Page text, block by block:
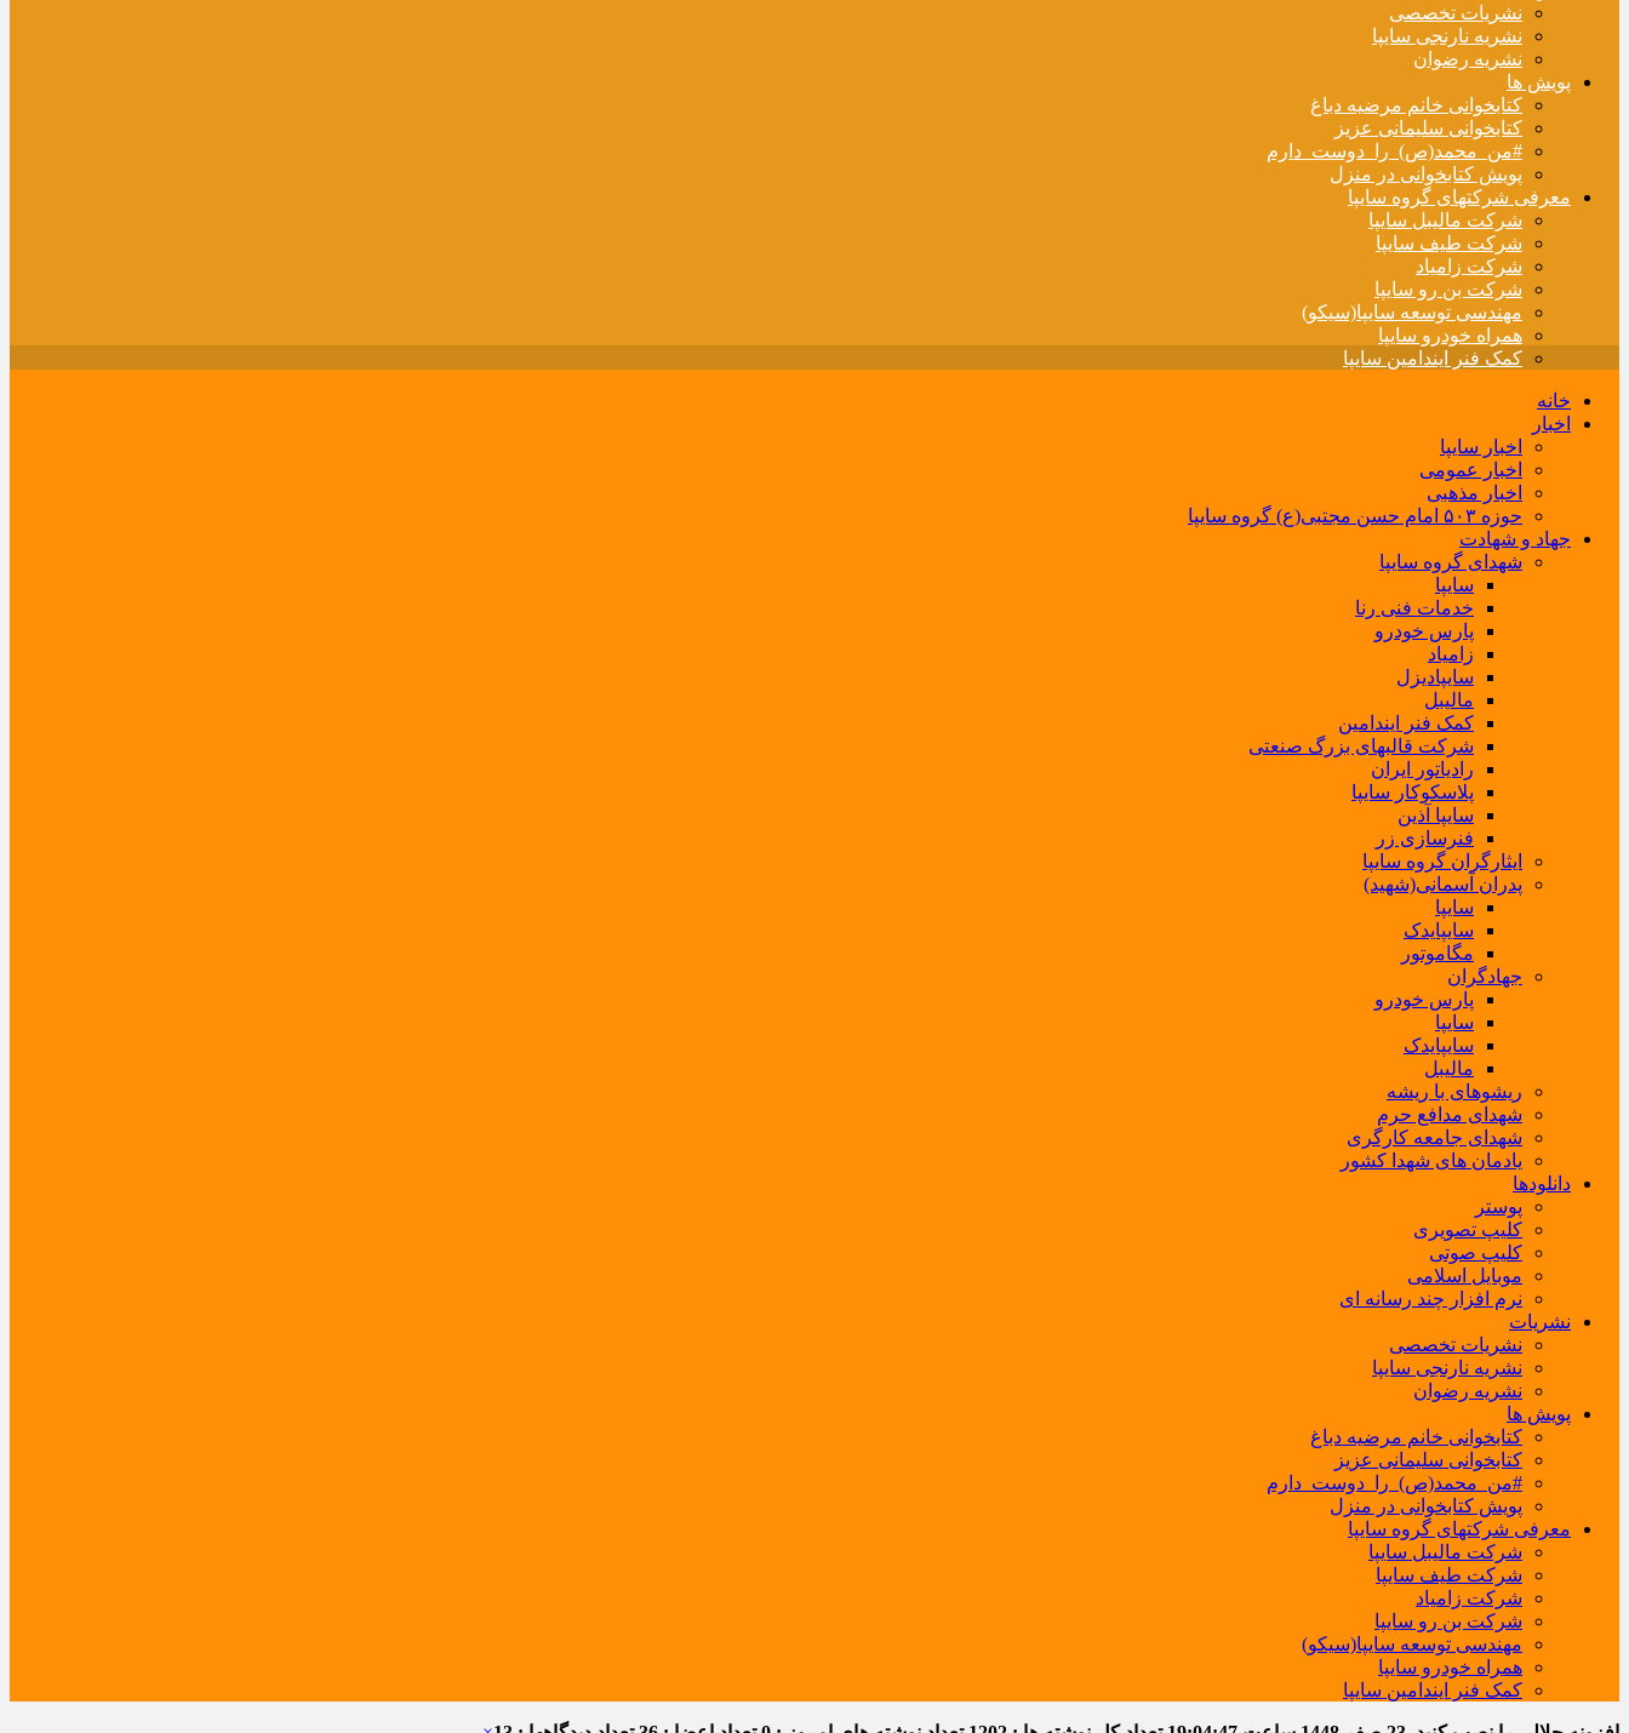
نشریات تخصصی
نشریه نارنجی سایپا
نشریه رضوان
پویش ها
کتابخوانی خانم مرضیه دباغ
کتابخوانی سلیمانی عزیز
#من_محمد(ص)_را_دوست_دارم
پویش کتابخوانی در منزل
معرفی شرکتهای گروه سایپا
شرکت مالیبل سایپا
شرکت طیف سایپا
شرکت زامیاد
شرکت بن رو سایپا
مهندسی توسعه سایپا(سیکو)
همراه خودرو سایپا
کمک فنر ایندامین سایپا
خانه
اخبار
اخبار سایپا
اخبار عمومی
اخبار مذهبی
حوزه ۵۰۳ امام حسن مجتبی(ع) گروه سایپا
جهاد و شهادت
شهدای گروه سایپا
سایپا
خدمات فنی رنا
پارس خودرو
زامیاد
سایپادیزل
مالیبل
کمک فنر ایندامین
شرکت قالبهای بزرگ صنعتی
رادیاتور ایران
پلاسکوکار سایپا
سایپا آذین
فنرسازی زر
ایثارگران گروه سایپا
پدران آسمانی(شهید)
سایپا
سایپایدک
مگاموتور
جهادگران
پارس خودرو
سایپا
سایپایدک
مالیبل
ریشوهای با ریشه
شهدای مدافع حرم
شهدای جامعه کارگری
یادمان های شهدا کشور
دانلودها
پوستر
کلیپ تصویری
کلیپ صوتی
موبایل اسلامی
نرم افزار چند رسانه ای
نشریات
نشریات تخصصی
نشریه نارنجی سایپا
نشریه رضوان
پویش ها
کتابخوانی خانم مرضیه دباغ
کتابخوانی سلیمانی عزیز
#من_محمد(ص)_را_دوست_دارم
پویش کتابخوانی در منزل
معرفی شرکتهای گروه سایپا
شرکت مالیبل سایپا
شرکت طیف سایپا
شرکت زامیاد
شرکت بن رو سایپا
مهندسی توسعه سایپا(سیکو)
همراه خودرو سایپا
کمک فنر ایندامین سایپا